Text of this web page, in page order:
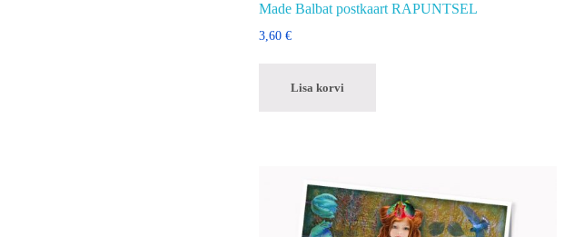
Made Balbat postkaart RAPUNTSEL
3,60 €
Lisa korvi